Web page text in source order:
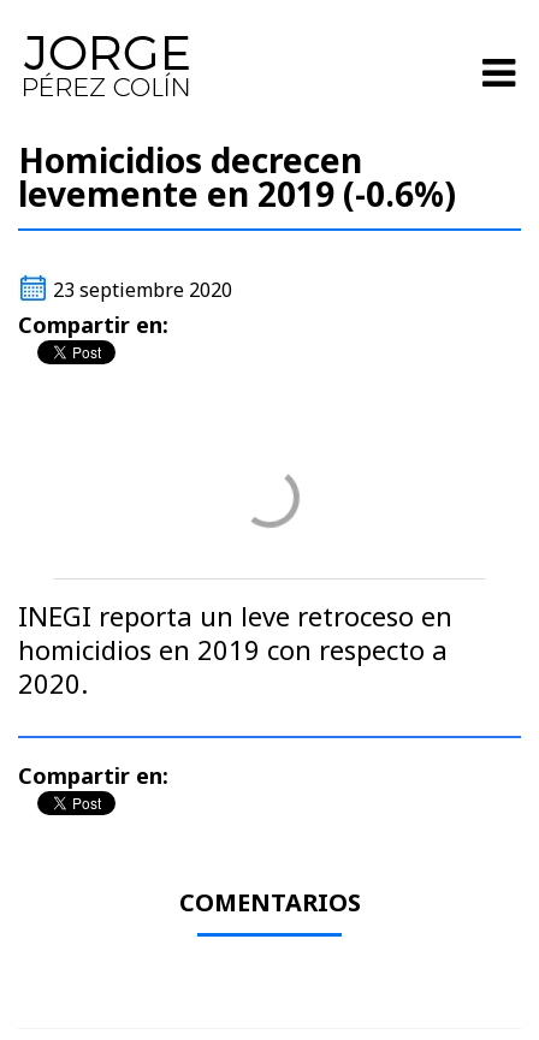
Homicidios decrecen
levemente en 2019 (-0.6%)
23 septiembre 2020
Compartir en:
INEGI reporta un leve retroceso en
homicidios en 2019 con respecto a
2020.
Compartir en:
COMENTARIOS